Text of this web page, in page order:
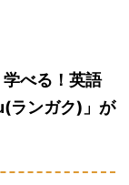
べる！英語
ランガク)」が